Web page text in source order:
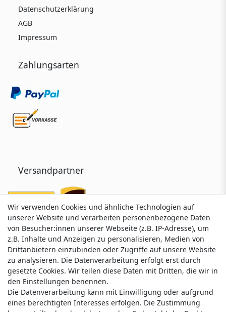
Datenschutzerklärung
AGB
Impressum
Zahlungsarten
Versandpartner
Service & Kontakt
Wünschen Sie einen Rückruf?
Wir verwenden Cookies und ähnliche Technologien auf
unserer Website und verarbeiten personenbezogene Daten
von Besucher:innen unserer Webseite (z.B. IP-Adresse), um
z.B. Inhalte und Anzeigen zu personalisieren, Medien von
Drittanbietern einzubinden oder Zugriffe auf unsere Website
zu analysieren. Die Datenverarbeitung erfolgt erst durch
gesetzte Cookies. Wir teilen diese Daten mit Dritten, die wir in
den Einstellungen benennen.
Die Datenverarbeitung kann mit Einwilligung oder aufgrund
eines berechtigten Interesses erfolgen. Die Zustimmung
Wir verwenden Cookies und ähnliche Technologien auf
unserer Website und verarbeiten personenbezogene Daten
von Besucher:innen unserer Webseite (z.B. IP-Adresse), um
z.B. Inhalte und Anzeigen zu personalisieren, Medien von
Drittanbietern einzubinden oder Zugriffe auf unsere Website
zu analysieren. Die Datenverarbeitung erfolgt erst durch
gesetzte Cookies. Wir teilen diese Daten mit Dritten, die wir in
den Einstellungen benennen.
Die Datenverarbeitung kann mit Einwilligung oder aufgrund
eines berechtigten Interesses erfolgen. Die Zustimmung